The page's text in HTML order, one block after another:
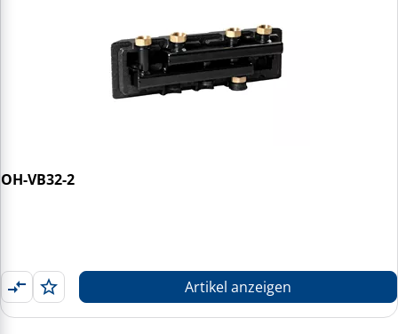
OH-VB32-2
Artikel anzeigen